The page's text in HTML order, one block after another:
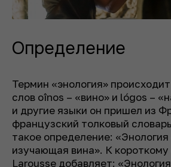
Определение
Термин «энология»
слов oînos – «вино» и lógos –
и другие языки он пришел из
французский толковый
такое определение: «Энология
изучающая вина». К
Larousse добавляет: